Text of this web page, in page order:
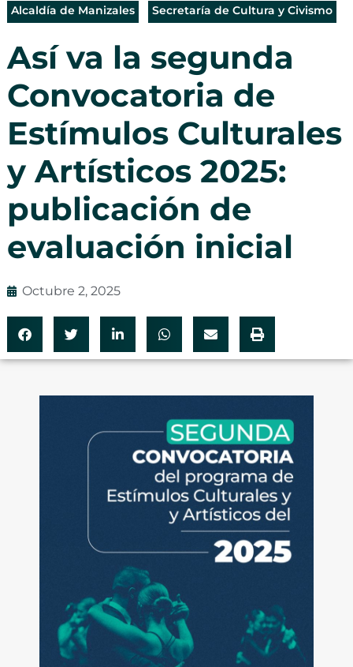
Alcaldía de Manizales Secretaría de Cultura y Civismo
Así va la segunda
Convocatoria de
Estímulos Culturales
y Artísticos 2025:
publicación de
evaluación inicial
Octubre 2, 2025